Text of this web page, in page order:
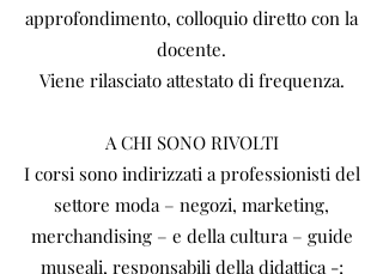
approfondimento, colloquio diretto con la
docente.
Viene rilasciato attestato di frequenza.
A CHI SONO RIVOLTI
I corsi sono indirizzati a professionisti del
settore moda – negozi, marketing,
merchandising – e della cultura – guide
museali, responsabili della didattica -;